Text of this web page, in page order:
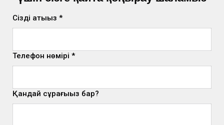
Сіздің атыңыз *
Телефон нөмірі *
Қандай сұрағыңыз бар?